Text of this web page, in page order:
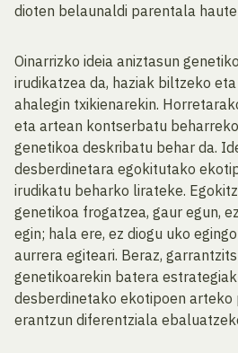
dioten belaunaldi parentala
Oinarrizko ideia aniztasun
irudikatzea da, haziak biltzeko
ahalegin txikienarekin.
eta artean kontserbatu
genetikoa deskribatu behar da.
desberdinetara egokitutako
irudikatu beharko lirateke.
genetikoa frogatzea, gaur egun,
egin; hala ere, ez diogu uko
aurrera egiteari. Beraz,
genetikoarekin batera
desberdinetako ekotipoen arteko
erantzun diferentziala